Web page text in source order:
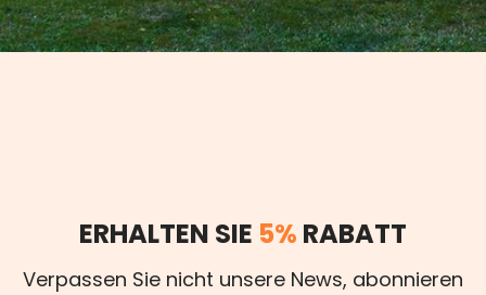
ERHALTEN SIE 5% RABATT
Verpassen Sie nicht unsere News, abonnieren